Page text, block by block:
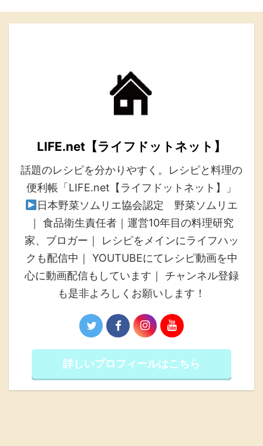
LIFE.net【ライフドットネット】
話題のレシピを分かりやすく。レシピと料理の
便利帳「LIFE.net【ライフドットネット】」
日本野菜ソムリエ協会認定 野菜ソムリエ
｜ 食品衛生責任者｜運営10年目の料理研究
家、ブロガー｜ レシピをメインにライフハッ
クも配信中｜ YOUTUBEにてレシピ動画を中
心に動画配信もしています｜ チャンネル登録
も是非よろしくお願いします！
詳しいプロフィールはこちら